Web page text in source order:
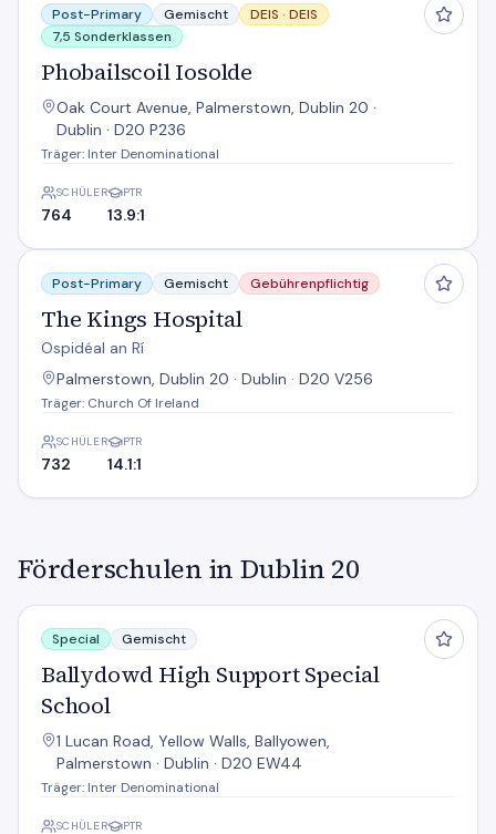
Post-Primary Gemischt DEIS · DEIS
7,5 Sonderklassen
Phobailscoil Iosolde
Oak Court Avenue, Palmerstown, Dublin 20 ·
Dublin · D20 P236
Träger: Inter Denominational
SCHÜLER
764
PTR
13.9:1
The Kings Hospital
Post-Primary Gemischt Gebührenpflichtig
The Kings Hospital
Ospidéal an Rí
Palmerstown, Dublin 20 · Dublin · D20 V256
Träger: Church Of Ireland
SCHÜLER
732
PTR
14.1:1
Förderschulen in Dublin 20
Ballydowd High Support Special School
Special Gemischt
Ballydowd High Support Special
School
1 Lucan Road, Yellow Walls, Ballyowen,
Palmerstown · Dublin · D20 EW44
Träger: Inter Denominational
SCHÜLER PTR